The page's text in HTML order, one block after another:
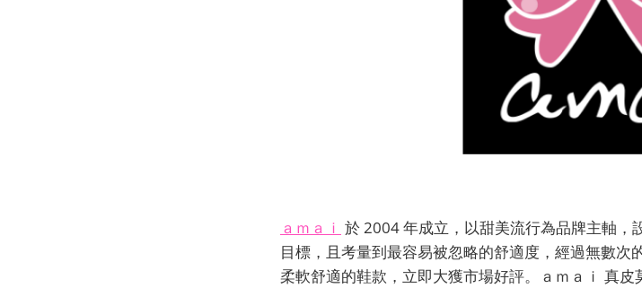
ａｍａｉ 於 2004 年成立，以甜美流行為品牌主軸
目標，且考量到最容易被忽略的舒適度，經過無數次
柔軟舒適的鞋款，立即大獲市場好評。ａｍａｉ 真